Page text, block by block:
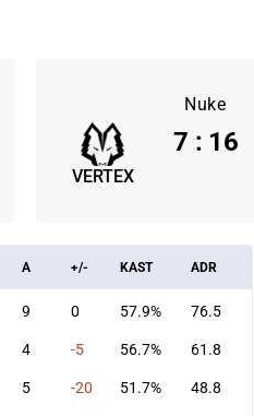
Nuke
VERTEX
7 : 16
A +/- KAST ADR
9 0 57.9% 76.5
4 -5 56.7% 61.8
5 -20 51.7% 48.8